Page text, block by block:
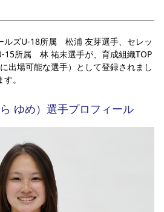
マナー&ルール
記録
チケット
ルズU-18所属 松浦 友芽選手、 セレッ
15所属 林 祐未選手が、育成組織TOP
出場可能な選手）として登録されまし
。
ゆめ）選手プロフィール